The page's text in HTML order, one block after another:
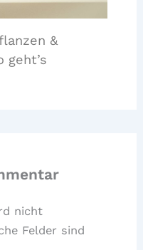
&
geht’s
nicht
Felder sind